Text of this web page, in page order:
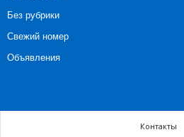
Без рубрики
Свежий номер
Объявления
Контакты